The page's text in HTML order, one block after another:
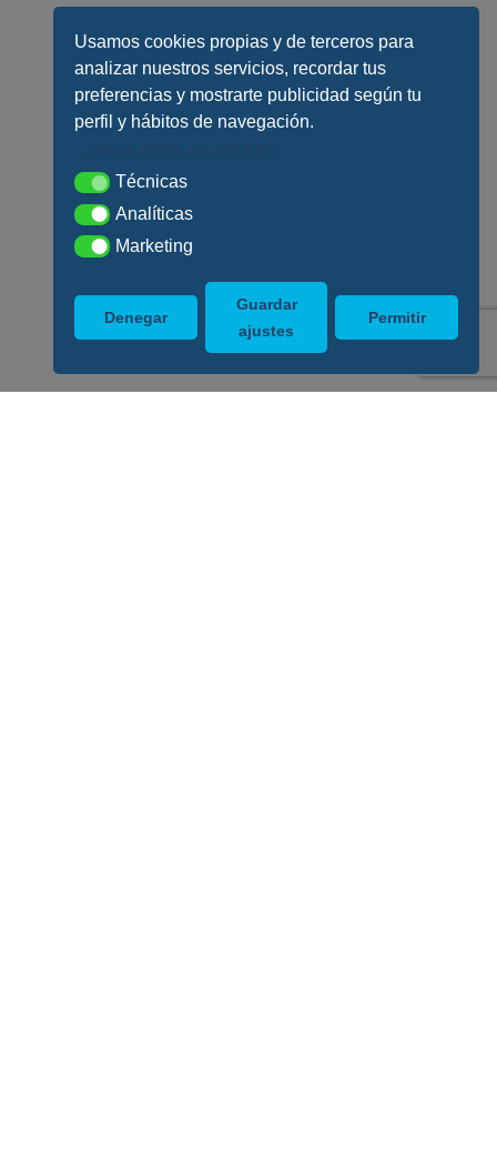
Usamos cookies propias y de terceros para
analizar nuestros servicios, recordar tus
preferencias y mostrarte publicidad según tu
perfil y hábitos de navegación.
TécnicasTécnicas
AnalíticasAnalíticas
MarketingMarketing
Denegar
Guardar
ajustes
Permitir